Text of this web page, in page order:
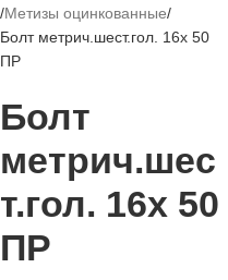
Метизы оцинкованные
Болт метрич.шест.гол. 16х 50
ПР
Болт
метрич.шес
т.гол. 16х 50
ПР